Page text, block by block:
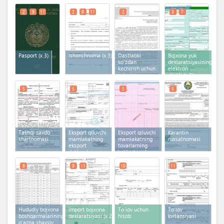
Pasport (x 3)
2 9 11
Ishonchnoma (x 3)
2 9 11
Dastlabki
ko'zdan
kechirish uchun
ariza
2
Bojxona yuk
deklaratsiyasining
elektron
shakli(x 2)
3 7
Tashqi savdo
shartnomasi
5
Eksport qiluvchi
mamlakatning
eksport
deklaratsiyasi
5
Eksport qiluvchi
mamlakatning
tovarlarning
kelib chiqish
sertifikati
5
Karantin
ruxsatnomasi
5
Hududiy bojxona
boshqarmalarining
g‘azna shaxsiy
6
Import bojxona
deklaratsiyasi(x 2)
9 11
To'lov uchun
hisob
10
To'lov
kvitansiyasi
11